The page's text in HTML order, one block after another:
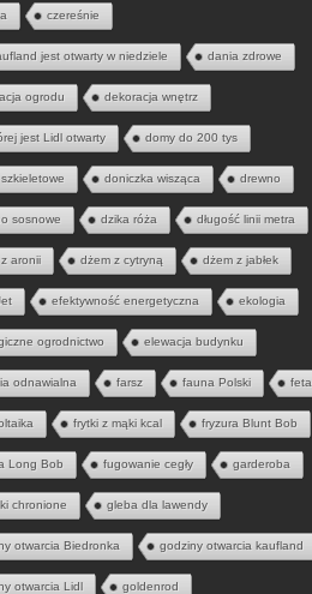
czereśnie
jest otwarty w niedziele dania zdrowe
ogrodu dekoracja wnętrz
jest Lidl otwarty domy do 200 tys
doniczka wisząca drewno
sosnowe dzika róża długość linii metra
aronii dżem z cytryną dżem z jabłek
efektywność energetyczna ekologia
ogrodnictwo elewacja budynku
odnawialna farsz fauna Polski feta
frytki z mąki kcal fryzura Blunt Bob
Long Bob fugowanie cegły garderoba
chronione gleba dla lawendy
otwarcia Biedronka godziny otwarcia kaufland
otwarcia Lidl goldenrod